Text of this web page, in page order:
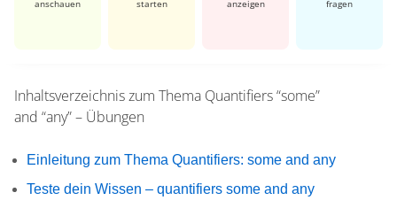
anschauen starten anzeigen fragen
Inhaltsverzeichnis zum Thema Quantifiers “some”
and “any” – Übungen
Einleitung zum Thema Quantifiers: some and any
Teste dein Wissen – quantifiers some and any